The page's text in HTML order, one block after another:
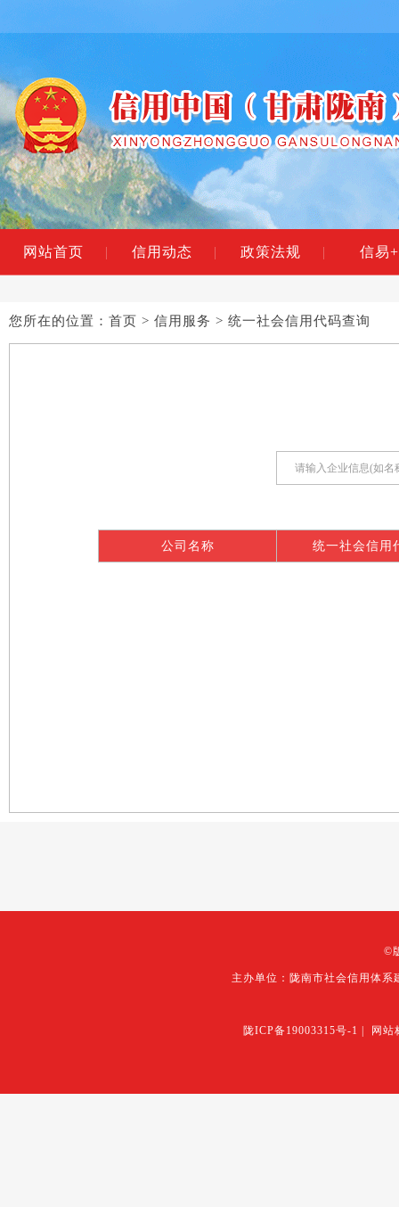
网站首页 | 信用动态 | 政策法规 | 信易+
您所在的位置： 首页 > 信用服务 > 统一社会信用代码查询
公司名称 统一社会信用
©
主办单位：陇南市社会信用体系
陇ICP备19003315号-1 网站